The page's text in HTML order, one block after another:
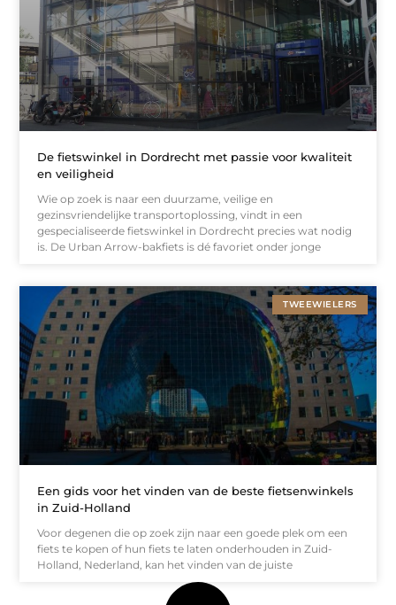
De fietswinkel in Dordrecht met passie voor kwaliteit
en veiligheid
Wie op zoek is naar een duurzame, veilige en
gezinsvriendelijke transportoplossing, vindt in een
gespecialiseerde fietswinkel in Dordrecht precies wat nodig
is. De Urban Arrow-bakfiets is dé favoriet onder jonge
TWEEWIELERS
Een gids voor het vinden van de beste fietsenwinkels
in Zuid-Holland
Voor degenen die op zoek zijn naar een goede plek om een
fiets te kopen of hun fiets te laten onderhouden in Zuid-
Holland, Nederland, kan het vinden van de juiste